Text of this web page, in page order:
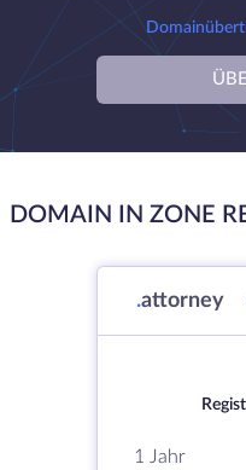
DOMAIN IN ZONE
.attorney
1 Jahr